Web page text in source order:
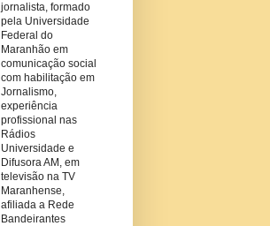
jornalista, formado
pela Universidade
Federal do
Maranhão em
comunicação social
com habilitação em
Jornalismo,
experiência
profissional nas
Rádios
Universidade e
Difusora AM, em
televisão na TV
Maranhense,
afiliada a Rede
Bandeirantes